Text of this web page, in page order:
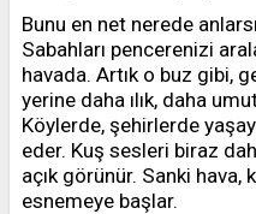
Bunu en net nerede
Sabahları pencerenizi
havada. Artık o buz gibi,
yerine daha ılık, daha
Köylerde, şehirlerde
eder. Kuş sesleri biraz
açık görünür. Sanki hava,
esnemeye başlar.